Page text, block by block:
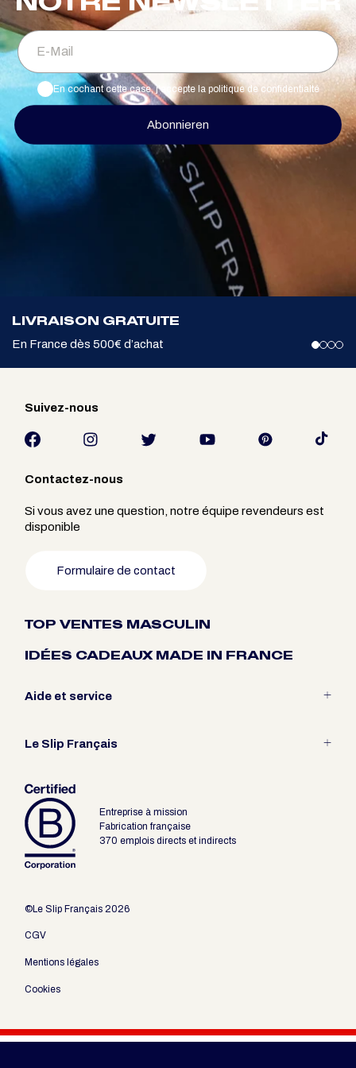
E-Mail
En cochant cette case, j'accepte la politique de confidentialté
Abonnieren
LIVRAISON GRATUITE
En France dès 500€ d’achat
Suivez-nous
Contactez-nous
Si vous avez une question, notre équipe revendeurs est
disponible
Formulaire de contact
TOP VENTES MASCULIN
IDÉES CADEAUX MADE IN FRANCE
Aide et service
Guide des tailles
Le Slip Français
Le pari du Slip
Outils revendeursEntreprise à mission
Fabrication française
370 emplois directs et indirects
©Le Slip Français 2026
CGV
Mentions légales
Cookies